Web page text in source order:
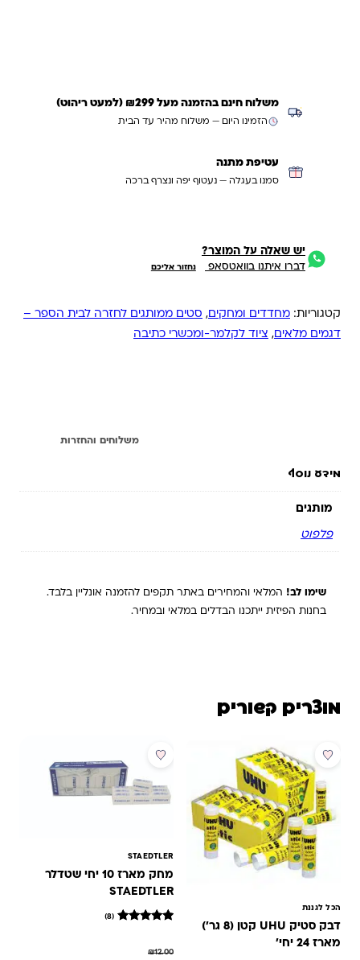
משלוח חינם בהזמנה מעל ₪299 (למעט ריהוט)
הזמינו היום — משלוח מהיר עד הבית
עטיפת מתנה
סמנו בעגלה — נעטוף יפה ונצרף ברכה
יש שאלה על המוצר?
דברו איתנו בוואטסאפ נחזור אליכם
קטגוריות: מחדדים ומחקים, סטים ממותגים לחזרה לבית הספר –
דגמים מלאים, ציוד לקלמר-ומכשרי כתיבה
משלוחים והחזרות
מידע נוסף
מותגים
פלפוט
שימו לב! המלאי והמחירים באתר תקפים להזמנה אונליין בלבד.
בחנות הפיזית ייתכנו הבדלים במלאי ובמחיר.
מוצרים קשורים
מבצע
הכל לגננת
דבק סטיק UHU קטן (8 גר')
מארז 24 יחי'
מבצע
STAEDTLER
מחק מארז 10 יחי שטדלר
STAEDTLER
(8)
₪12.00